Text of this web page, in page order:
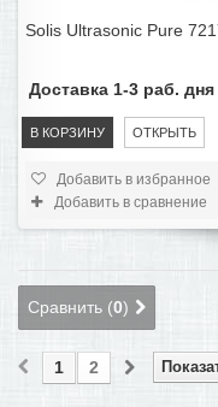
Solis Ultrasonic Pure
В КОРЗИНУ ОТКРЫТЬ
Доставка 1-3 раб. дня
Добавить в избранное
Добавить в сравнение
Сравнить (0)
1 2